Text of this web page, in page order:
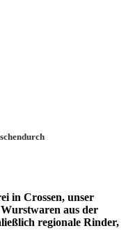
in Crossen, unser
aus der
regionale Rinder,